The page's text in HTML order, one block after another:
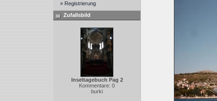
» Registrierung
Zufallsbild
Inseltagebuch Pag 2
Kommentare: 0
burki